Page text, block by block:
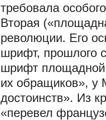
требовала
Вторая
революции. Его
шрифт, прошлого
шрифт
их обращиков», у
достоинств». Из
«перевел